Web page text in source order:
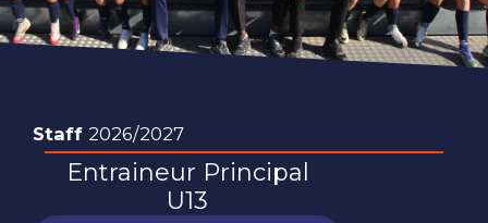
Staff 2026/2027
Entraineur Principal
U13